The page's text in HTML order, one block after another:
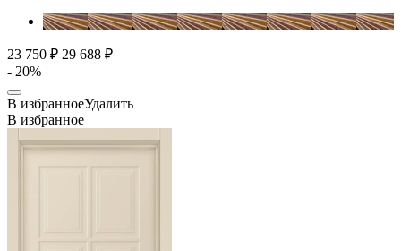
23 750 ₽ 29 688 ₽
- 20%
В избранноеУдалить
В избранное